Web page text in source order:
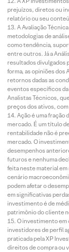
prejuízos, diretos ou
relatório ou seu
A Avaliação
metodologias de
como tendência,
entre outros. Já a
resultados divulgados
forma, as opiniões dos
retornos dadas as
eventos específicos
Analistas Técnicos,
preços dos ativos,
Ação é uma fração
mercado. É um título
rentabilidade não é
mercado. O
desempenhos
futuros e nenhuma
feita neste material
cenário
podem afetar o
em significativas
investimento é de
patrimônio do cliente
O investimento
investidores de perfil
praticada pela XP
direitos de compra ou